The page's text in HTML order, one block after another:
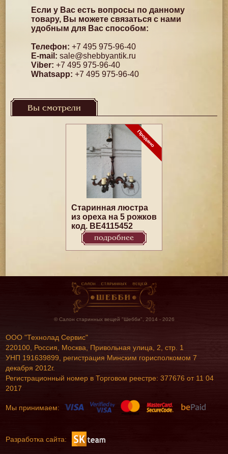
Если у Вас есть вопросы по данному
товару, Вы можете связаться с нами
удобным для Вас способом:
Телефон: +7 495 975-96-40
E-mail: sale@shebbyantik.ru
Viber: +7 495 975-96-40
Whatsapp: +7 495 975-96-40
Вы смотрели
Старинная люстра
из ореха на 5 рожков
код. BE4115452
подробнее
© Салон старинных вещей "Шебби", 2014 - 2026
ООО "Технолад Сервис"
220100, Россия, Москва, Привольная улица, 2, стр. 1
УНП 191639899, регистрация Минским горисполкомом 7
декабря 2012г.
Регистрационный номер в Торговом реестре: 377676 от 11 04
2017
Мы принимаем:
Разработка сайта: